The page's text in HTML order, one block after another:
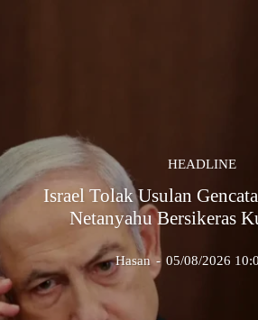
HEADLINE
Israel Tolak Usulan
Netanyahu Bersikeras
Hasan - 05/08/2026